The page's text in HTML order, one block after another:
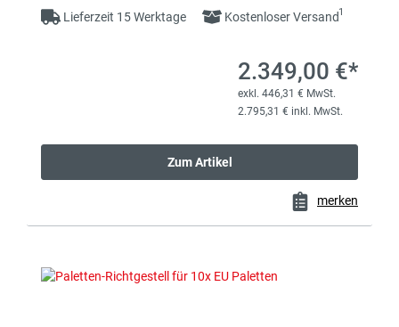
Lieferzeit 15 Werktage Kostenloser Versand1
2.349,00 €*
exkl. 446,31 € MwSt.
2.795,31 € inkl. MwSt.
Zum Artikel
merken